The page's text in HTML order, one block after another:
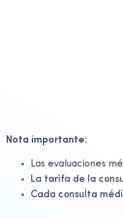
Nota importante:
Las evaluaciones
La tarifa de la
Cada consulta